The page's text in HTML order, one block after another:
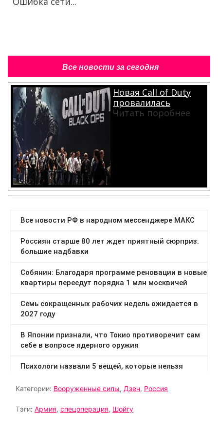
Все новости за сегодня
Новая Call of Duty
провалилась
Читать поробнее
Категории: Вооруженные силы, Дзен, Россия
Тэги: Армия, спецоперация, Шойгу